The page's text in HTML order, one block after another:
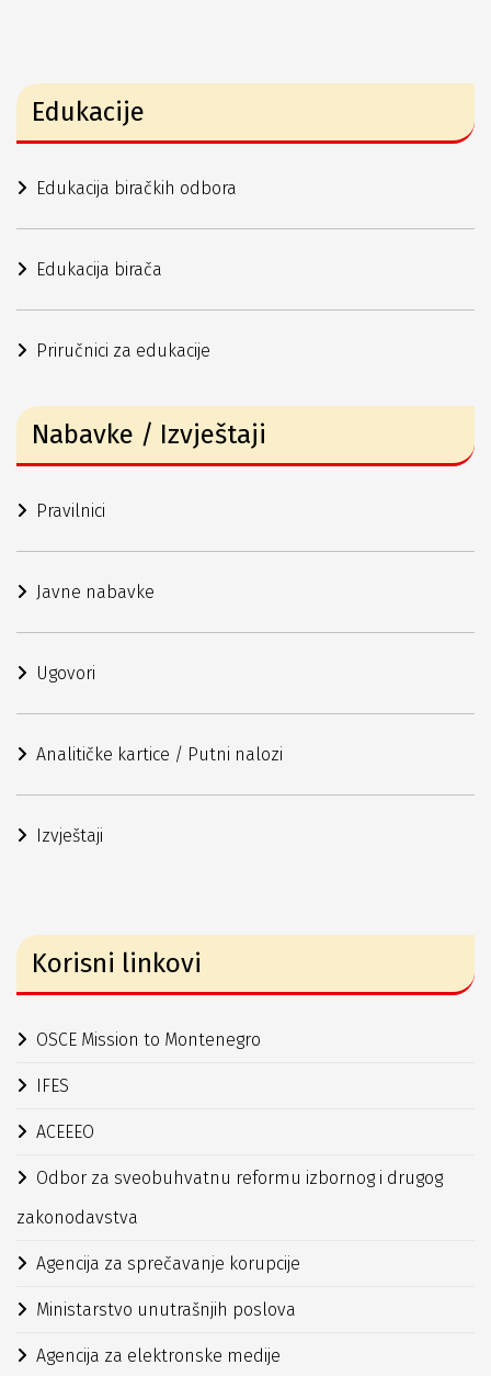
Edukacije
Edukacija biračkih odbora
Edukacija birača
Priručnici za edukacije
Nabavke / Izvještaji
Pravilnici
Javne nabavke
Ugovori
Analitičke kartice / Putni nalozi
Izvještaji
Korisni linkovi
OSCE Mission to Montenegro
IFES
ACEEEO
Odbor za sveobuhvatnu reformu izbornog i drugog
zakonodavstva
Agencija za sprečavanje korupcije
Ministarstvo unutrašnjih poslova
Agencija za elektronske medije